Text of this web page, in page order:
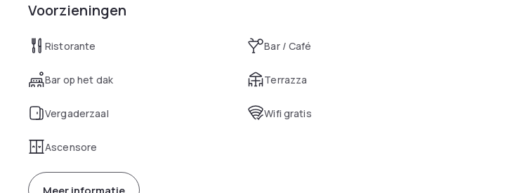
Voorzieningen
Ristorante Bar / Café
Bar op het dak Terrazza
Vergaderzaal Wifi gratis
Ascensore